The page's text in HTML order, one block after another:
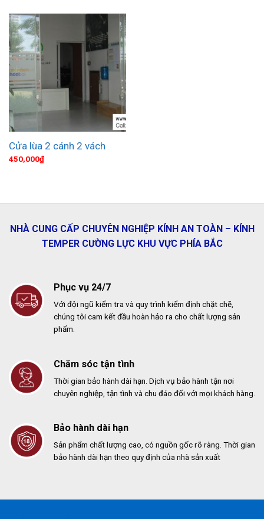
Cửa lùa 2 cánh 2 vách
450,000₫
NHÀ CUNG CẤP CHUYÊN NGHIỆP KÍNH AN TOÀN – KÍNH
TEMPER CƯỜNG LỰC KHU VỰC PHÍA BẮC
Phục vụ 24/7
Với đội ngũ kiểm tra và quy trình kiểm định chặt chẽ,
chúng tôi cam kết đầu hoàn hảo ra cho chất lượng sản
phẩm.
Chăm sóc tận tình
Thời gian bảo hành dài hạn. Dịch vụ bảo hành tận nơi
chuyên nghiệp, tận tình và chu đáo đối với mọi khách hàng.
Bảo hành dài hạn
Sản phẩm chất lượng cao, có nguồn gốc rõ ràng. Thời gian
bảo hành dài hạn theo quy định của nhà sản xuất